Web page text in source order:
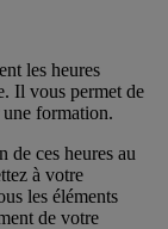
les heures
Il vous permet de
formation.
de ces heures au
à votre
les éléments
de votre